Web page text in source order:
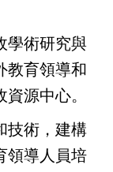
學術研究與
教育領導和
源中心。
技術，建構
領導人員培